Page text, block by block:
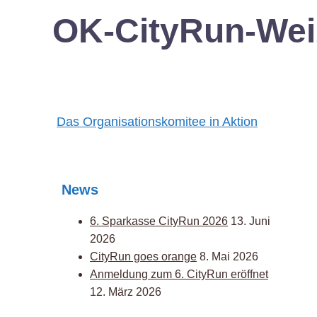
OK-CityRun-
Post
Das Organisationskomitee in Aktion
News
6. Sparkasse CityRun 2026 13. Juni
2026
CityRun goes orange 8. Mai 2026
Anmeldung zum 6. CityRun eröffnet
12. März 2026